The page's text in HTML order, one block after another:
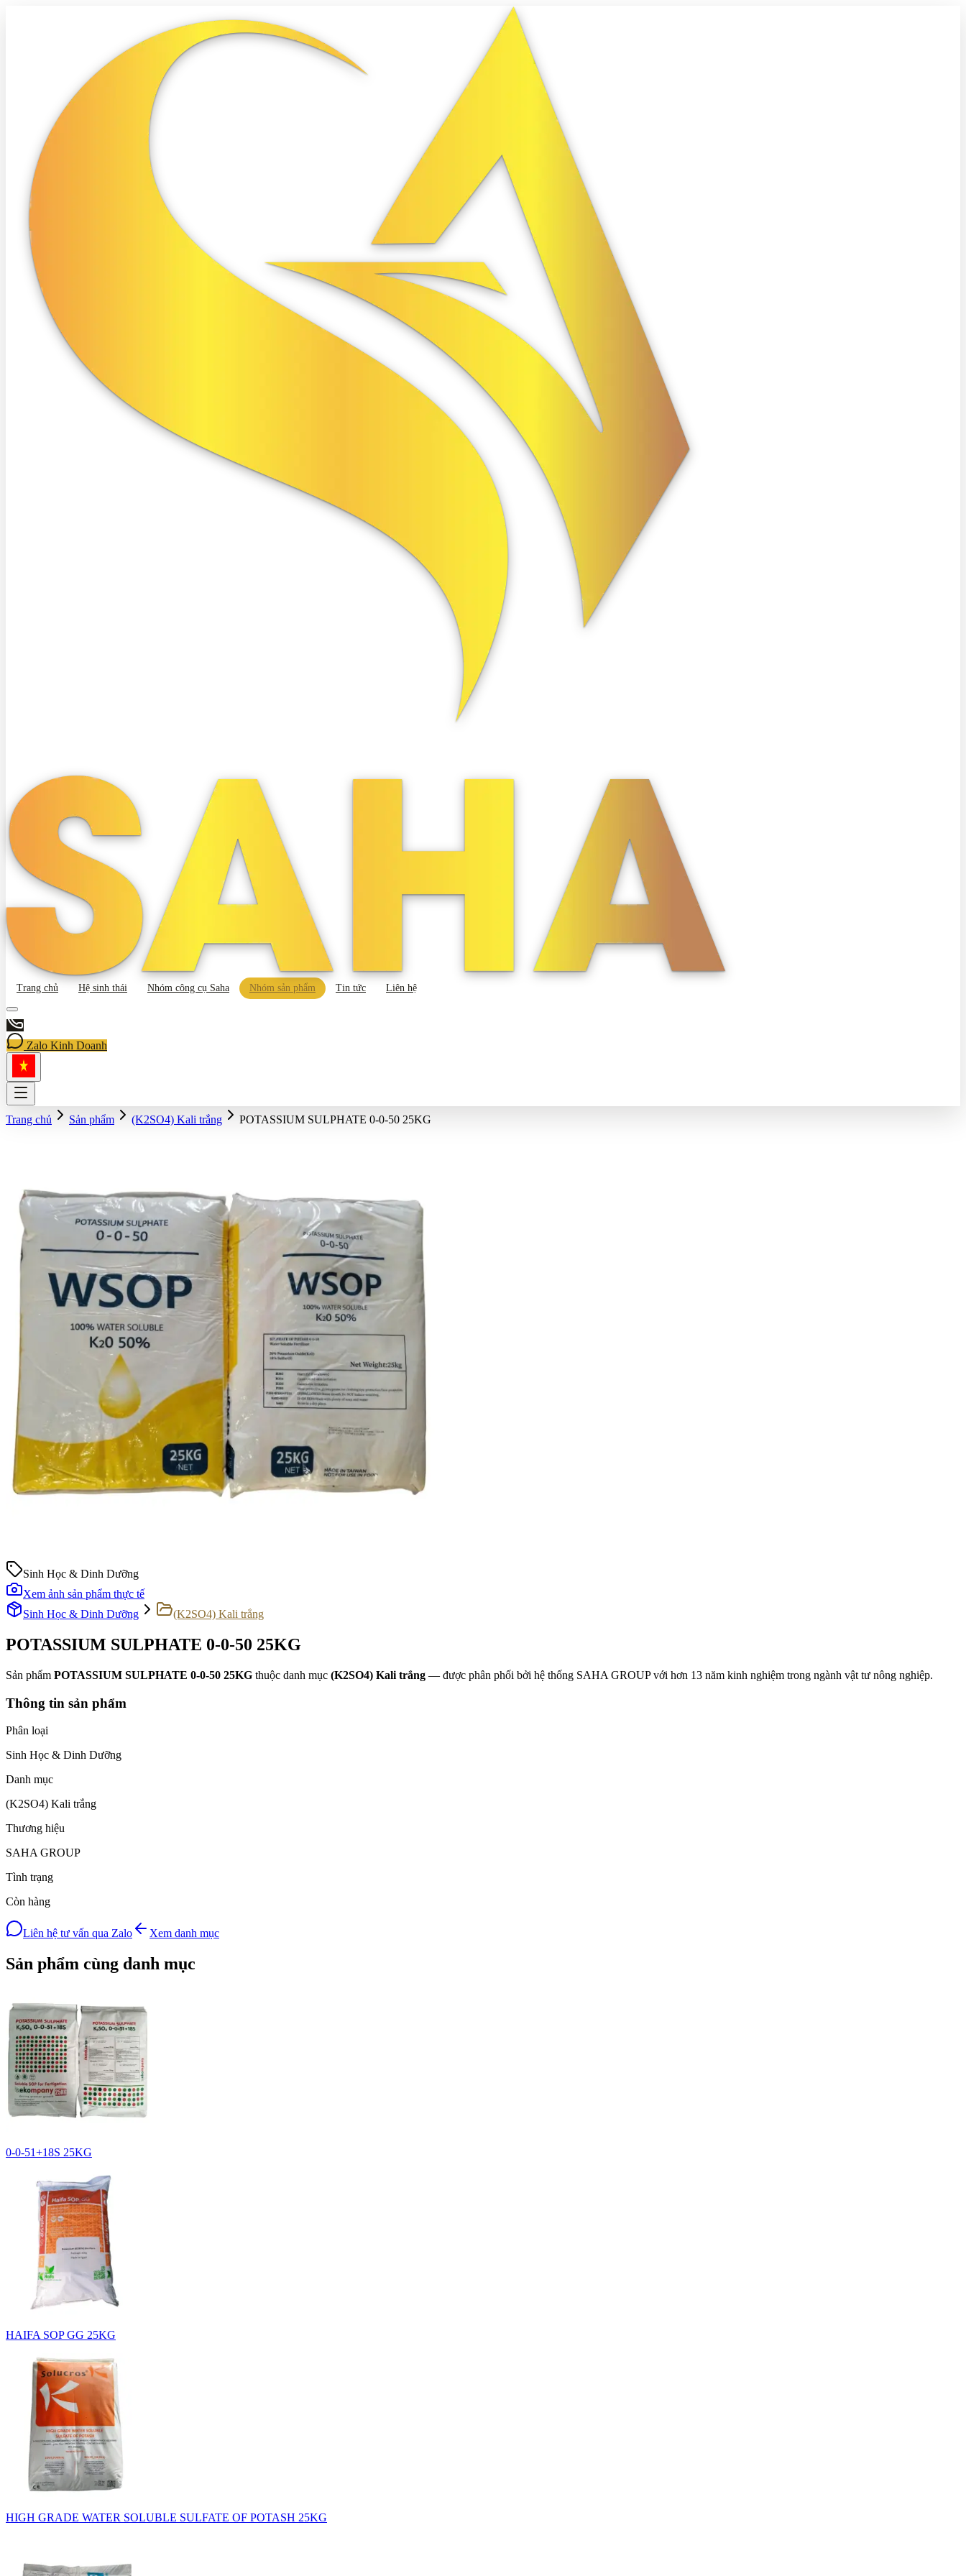
Trang chủ Hệ sinh thái Nhóm công cụ Saha Nhóm sản phẩm Tin tức Liên hệ
Zalo Kinh Doanh
Trang chủ Sản phẩm (K2SO4) Kali trắng POTASSIUM SULPHATE 0-0-50 25KG
Sinh Học & Dinh Dưỡng
Xem ảnh sản phẩm thực tế
Sinh Học & Dinh Dưỡng
(K2SO4) Kali trắng
POTASSIUM SULPHATE 0-0-50 25KG
Sản phẩm POTASSIUM SULPHATE 0-0-50 25KG thuộc danh mục (K2SO4) Kali trắng — được phân phối bởi hệ thống SAHA GROUP với hơn 13 năm kinh nghiệm trong ngành vật tư nông nghiệp.
Thông tin sản phẩm
Phân loại
Sinh Học & Dinh Dưỡng
Danh mục
(K2SO4) Kali trắng
Thương hiệu
SAHA GROUP
Tình trạng
Còn hàng
Liên hệ tư vấn qua Zalo Xem danh mục
Sản phẩm cùng danh mục
0-0-51+18S 25KG
HAIFA SOP GG 25KG
HIGH GRADE WATER SOLUBLE SULFATE OF POTASH 25KG